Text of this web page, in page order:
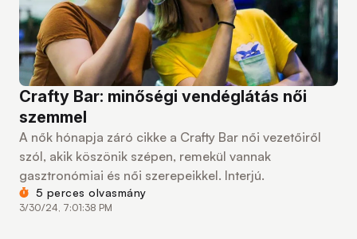
Crafty Bar: minőségi vendéglátás női
szemmel
A nők hónapja záró cikke a Crafty Bar női vezetőiről
szól, akik köszönik szépen, remekül vannak
gasztronómiai és női szerepeikkel. Interjú.
5 perces olvasmány
3/30/24, 7:01:38 PM